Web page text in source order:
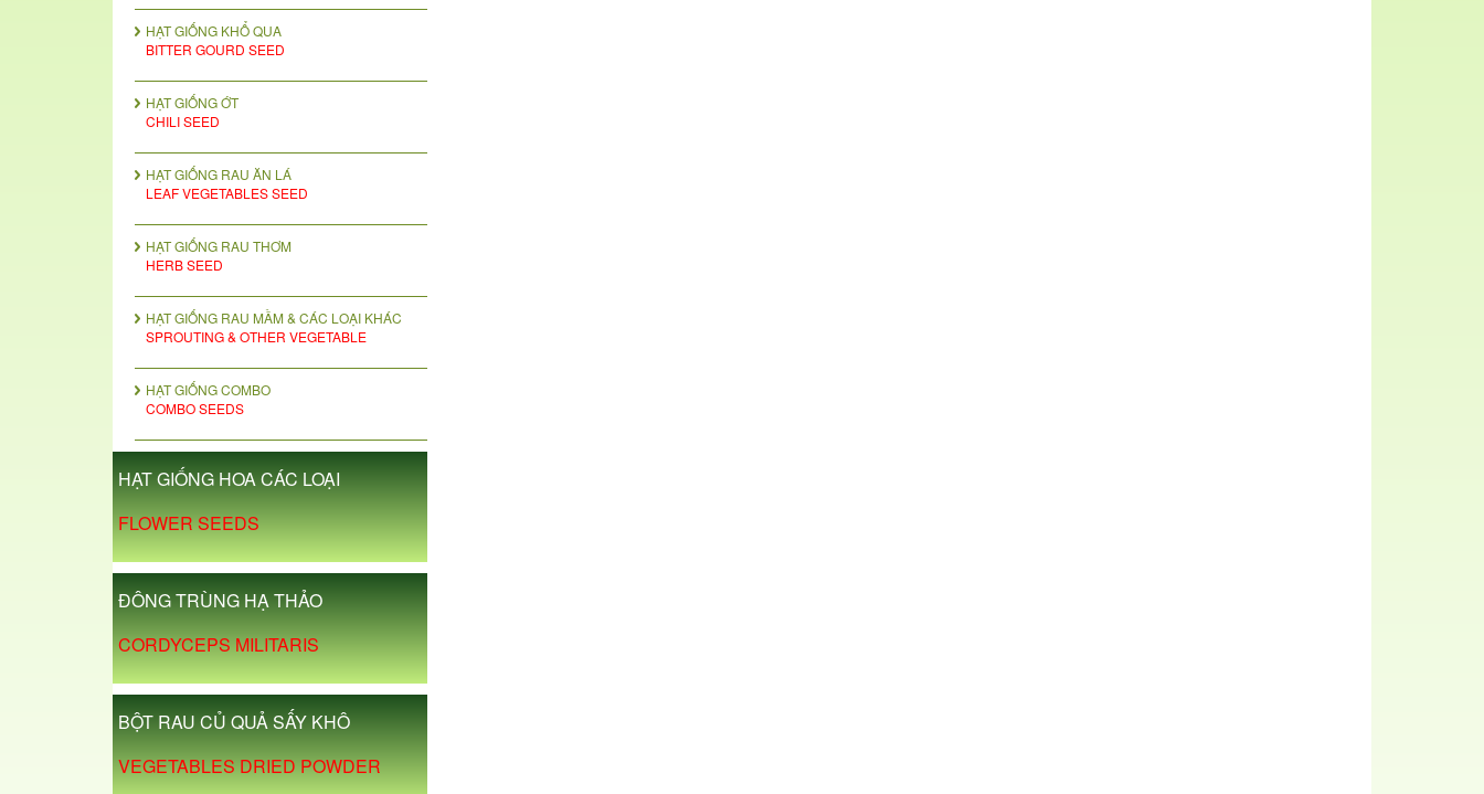
HẠT GIỐNG KHỔ QUA
BITTER GOURD SEED
HẠT GIỐNG ỚT
CHILI SEED
HẠT GIỐNG RAU ĂN LÁ
LEAF VEGETABLES SEED
HẠT GIỐNG RAU THƠM
HERB SEED
HẠT GIỐNG RAU MẦM & CÁC LOẠI KHÁC
SPROUTING & OTHER VEGETABLE
HẠT GIỐNG COMBO
COMBO SEEDS
HẠT GIỐNG HOA CÁC LOẠI
FLOWER SEEDS
ĐÔNG TRÙNG HẠ THẢO
CORDYCEPS MILITARIS
BỘT RAU CỦ QUẢ SẤY KHÔ
VEGETABLES DRIED POWDER